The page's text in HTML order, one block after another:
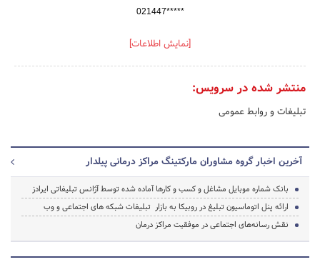
021447*****
[نمایش اطلاعات]
منتشر شده در سرویس:
تبلیغات و روابط عمومی
آخرین اخبار گروه مشاوران مارکتینگ مراکز درمانی پیلدار
بانک شماره موبایل مشاغل و کسب و کارها آماده شده توسط آژانس تبلیغاتی ایرادز
ارائه پنل اتوماسیون تبلیغ در روبیکا به بازار تبلیغات شبکه های اجتماعی و وب
نقش رسانه‌های اجتماعی در موفقیت مراکز درمان